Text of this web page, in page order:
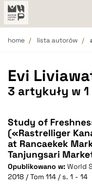
home lista autorów
Evi
3 artykuły w
Study of
(«Rastrelliger
at Rancaekek
Tanjungsari
Opublikowano w: World
2018 / Tom 114 / s. 1 - 14